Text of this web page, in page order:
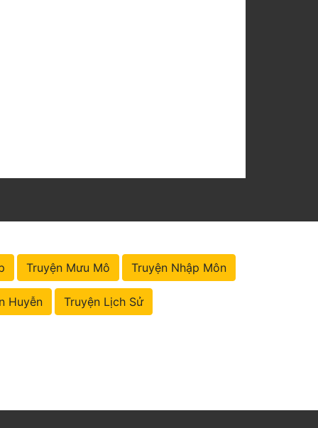
Truyện Mưu Mô Truyện Nhập Môn
Huyễn Truyện Lịch Sử